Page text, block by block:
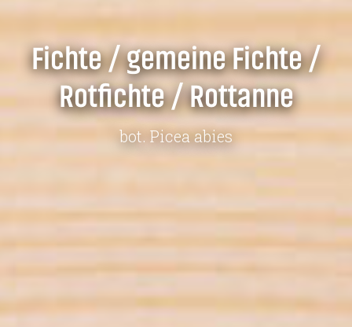
Fichte / gemeine Fichte /
Rotfichte / Rottanne
bot. Picea abies